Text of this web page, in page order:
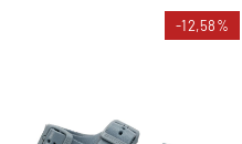
-12,58%